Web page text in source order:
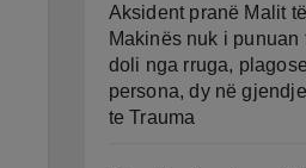
Aksident pranë Malit
Makinës nuk i punuan
doli nga rruga,
persona, dy në
te Trauma